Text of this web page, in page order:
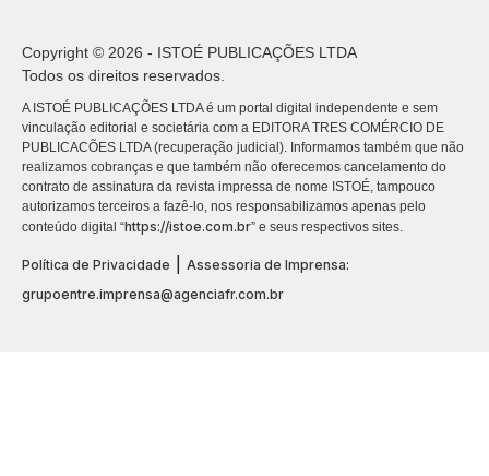
Copyright © 2026 - ISTOÉ PUBLICAÇÕES LTDA
Todos os direitos reservados.
A ISTOÉ PUBLICAÇÕES LTDA é um portal digital independente e sem
vinculação editorial e societária com a EDITORA TRES COMÉRCIO DE
PUBLICACÕES LTDA (recuperação judicial). Informamos também que não
realizamos cobranças e que também não oferecemos cancelamento do
contrato de assinatura da revista impressa de nome ISTOÉ, tampouco
autorizamos terceiros a fazê-lo, nos responsabilizamos apenas pelo
conteúdo digital “https://istoe.com.br” e seus respectivos sites.
Política de Privacidade
Assessoria de Imprensa:
grupoentre.imprensa@agenciafr.com.br